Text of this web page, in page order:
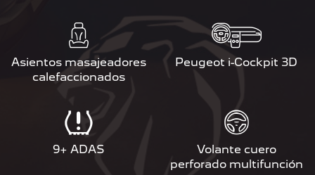
Asientos masajeadores
calefaccionados
Peugeot i-Cockpit 3D
9+ ADAS
Volante cuero
perforado multifunción